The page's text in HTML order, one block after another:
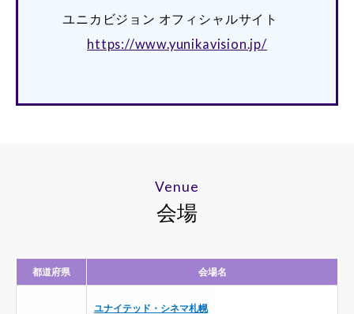
ユニカビジョン オフィシャルサイト
https://www.yunikavision.jp/
Venue
会場
都道府県 会場名
ユナイテッド・シネマ札幌